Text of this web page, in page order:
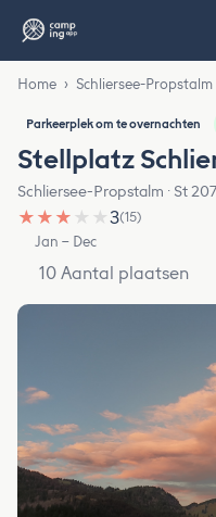
Home › Schliersee-Propstalm
Parkeerplek om te overnachten
Stellplatz
Schliersee-Propstalm · St
★ ★ ★ ★ ★3(15)
Jan – Dec
10 Aantal plaatsen